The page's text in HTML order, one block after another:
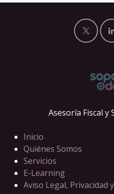
Inicio
Quiénes Somos
Servicios
E-Learning
Aviso Legal, Privacidad
Asesoría Fiscal y